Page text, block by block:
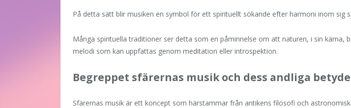
På detta sätt blir musiken en symbol för ett spirituellt sökande efter harmoni inom sig
Många spirituella traditioner ser detta som en påminnelse om att naturen, i sin kärna,
melodi som kan uppfattas genom meditation eller introspektion.
Begreppet sfärernas musik och dess andliga
Sfärernas musik är ett koncept som härstammar från antikens filosofi och